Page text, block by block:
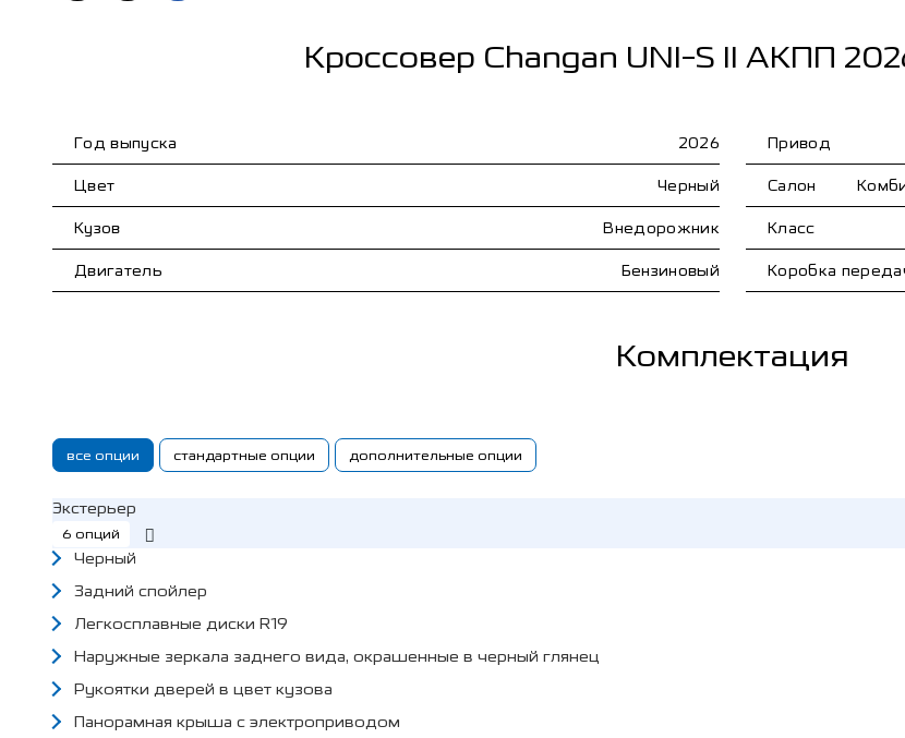
Кроссовер Changan UNI-S II АКПП
Год выпуска 2026
Цвет Черный
Кузов Внедорожник
Двигатель Бензиновый
Привод
Салон
Класс
Коробка
Комплектация
все опции стандартные опции дополнительные опции
Экстерьер
6 опций
Черный
Задний спойлер
Легкосплавные диски R19
Наружные зеркала заднего вида, окрашенные в черный глянец
Рукоятки дверей в цвет кузова
Панорамная крыша с электроприводом